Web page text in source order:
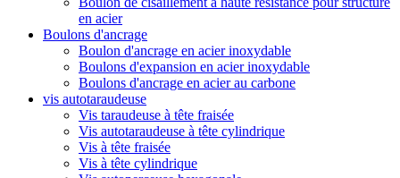
en acier
Boulons d'ancrage
Boulon d'ancrage en acier inoxydable
Boulons d'expansion en acier inoxydable
Boulons d'ancrage en acier au carbone
vis autotaraudeuse
Vis taraudeuse à tête fraisée
Vis autotaraudeuse à tête cylindrique
Vis à tête fraisée
Vis à tête cylindrique